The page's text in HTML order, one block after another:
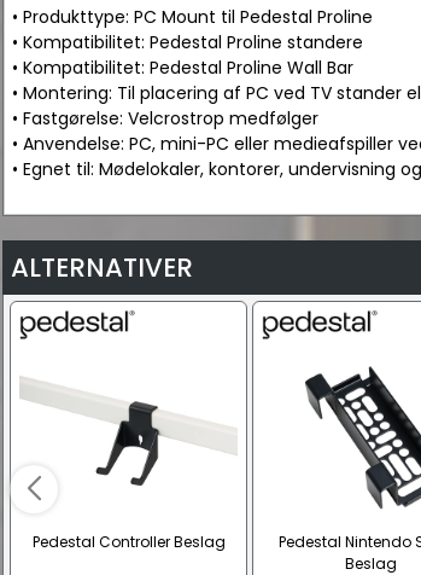
• Produkttype: PC Mount til Pedestal Proline
• Kompatibilitet: Pedestal Proline standere
• Kompatibilitet: Pedestal Proline Wall Bar
• Montering: Til placering af PC ved TV stander
• Fastgørelse: Velcrostrop medfølger
• Anvendelse: PC, mini-PC eller medieafspiller
• Egnet til: Mødelokaler, kontorer, undervisning
ALTERNATIVER
Pedestal Controller Beslag
Pedestal Nintendo
Beslag